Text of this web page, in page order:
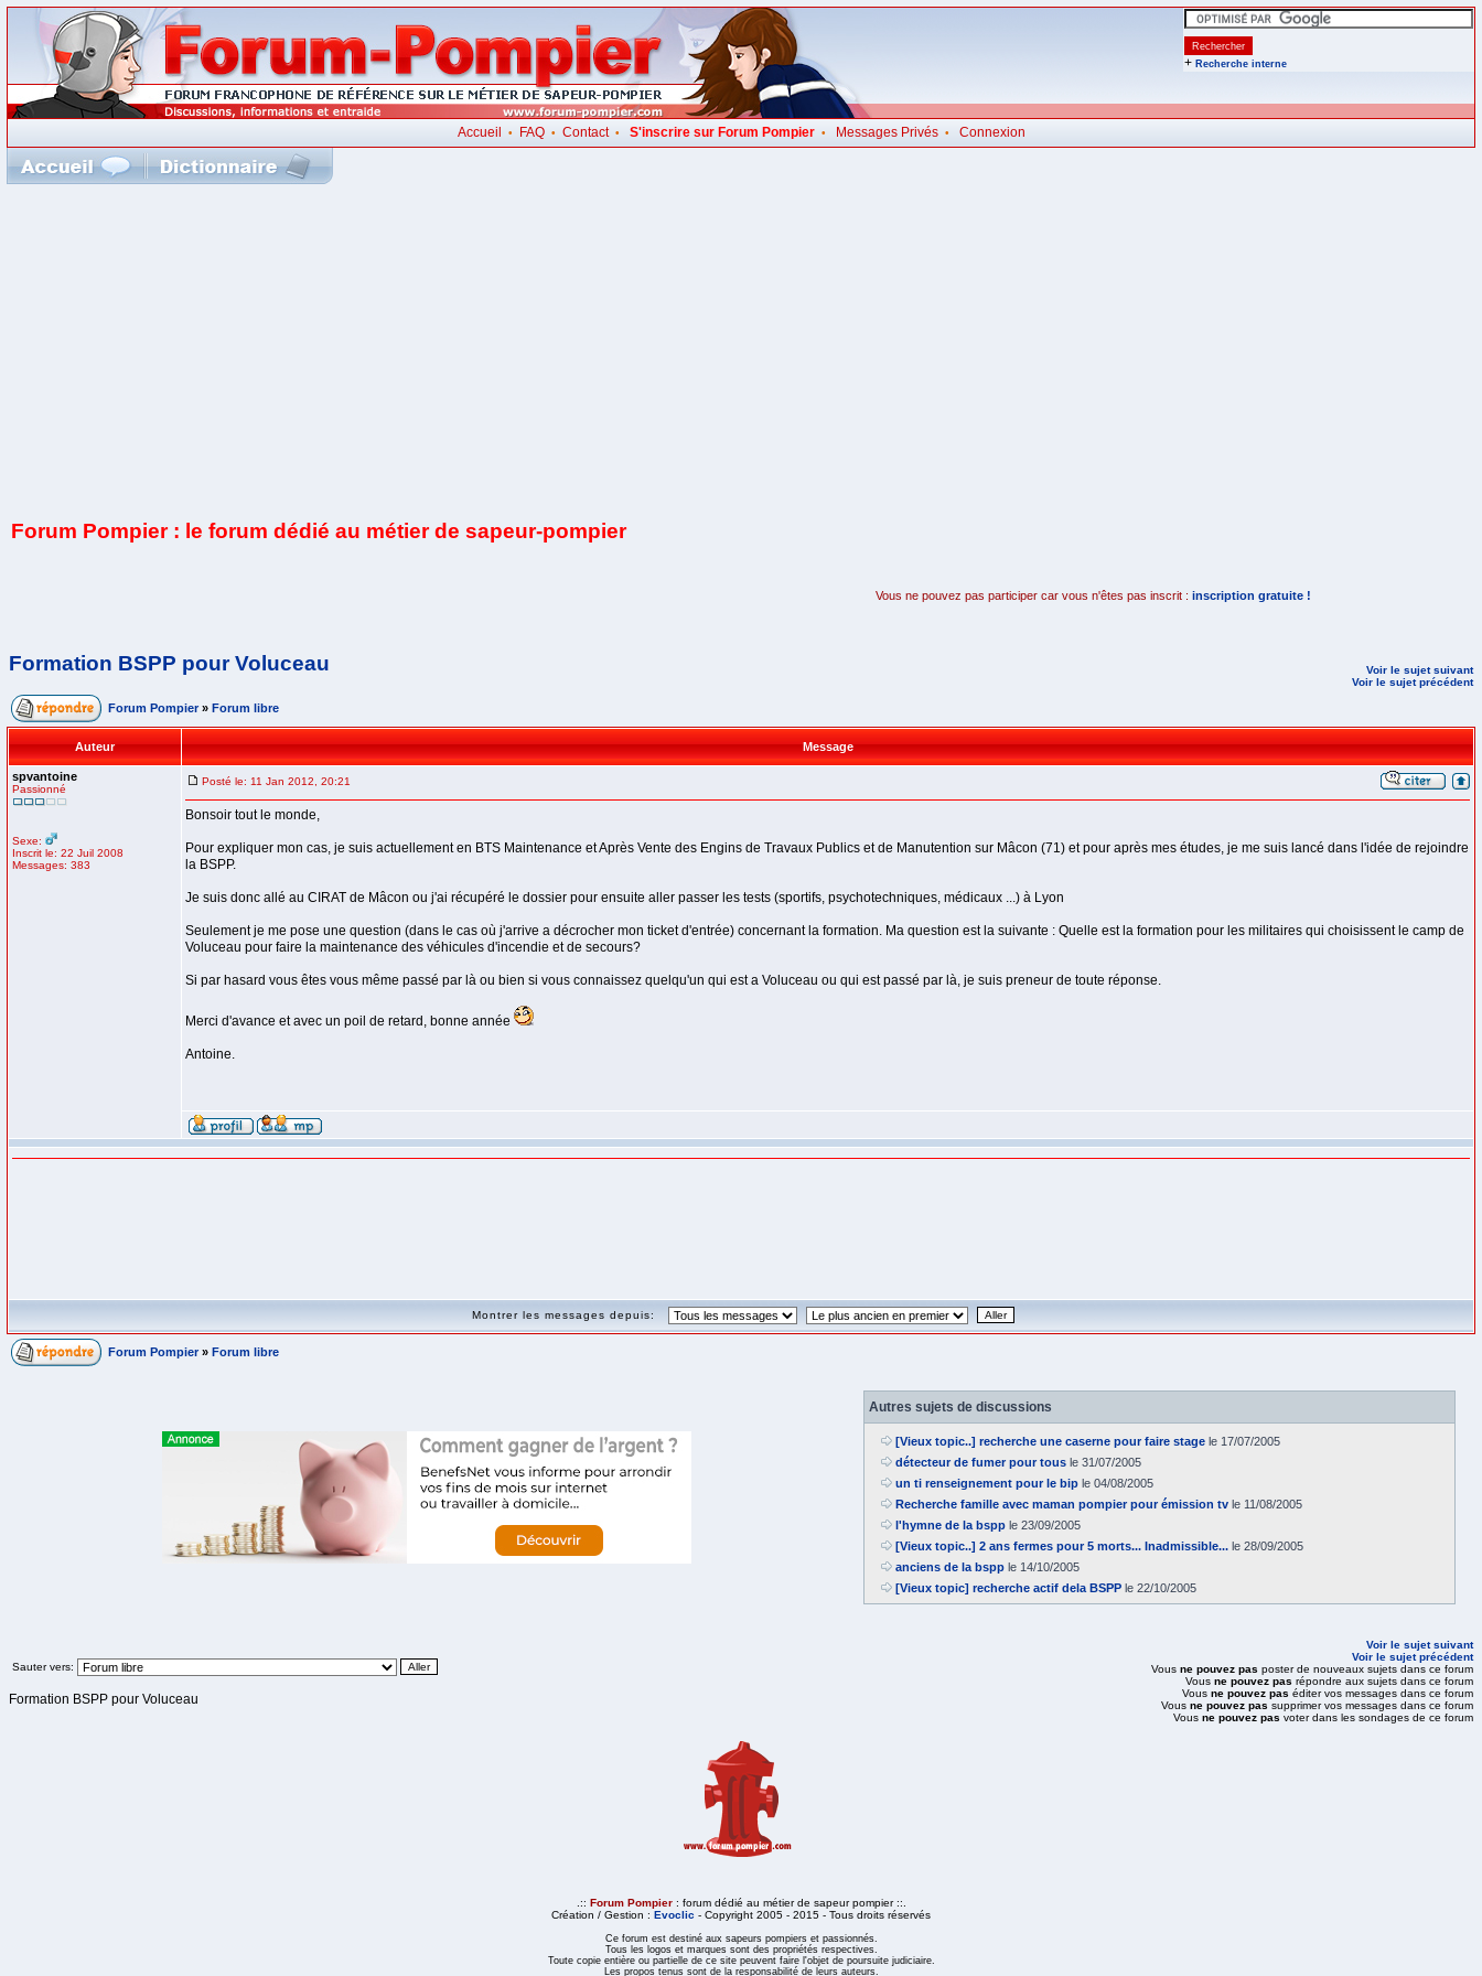
+ Recherche interne
Accueil • FAQ• Contact• S'inscrire sur Forum Pompier• Messages Privés• Connexion
Forum Pompier : le forum dédié au métier de sapeur-pompier
Vous ne pouvez pas participer car vous n'êtes pas inscrit : inscription gratuite !
Formation BSPP pour Voluceau
Voir le sujet suivant
Voir le sujet précédent
Forum Pompier » Forum libre
Auteur Message
spvantoine
Passionné
Sexe:
Inscrit le: 22 Juil 2008
Messages: 383
Posté le: 11 Jan 2012, 20:21
Bonsoir tout le monde,
Pour expliquer mon cas, je suis actuellement en BTS Maintenance et Après Vente des Engins de Travaux Publics et de Manutention sur Mâcon (71) et pour après mes études, je me suis lancé dans l'idée de rejoindre
la BSPP.
Je suis donc allé au CIRAT de Mâcon ou j'ai récupéré le dossier pour ensuite aller passer les tests (sportifs, psychotechniques, médicaux ...) à Lyon
Seulement je me pose une question (dans le cas où j'arrive a décrocher mon ticket d'entrée) concernant la formation. Ma question est la suivante : Quelle est la formation pour les militaires qui choisissent le camp de
Voluceau pour faire la maintenance des véhicules d'incendie et de secours?
Si par hasard vous êtes vous même passé par là ou bien si vous connaissez quelqu'un qui est a Voluceau ou qui est passé par là, je suis preneur de toute réponse.
Merci d'avance et avec un poil de retard, bonne année
Antoine.
Montrer les messages depuis:
Forum Pompier » Forum libre
Autres sujets de discussions
[Vieux topic..] recherche une caserne pour faire stage le 17/07/2005
détecteur de fumer pour tous le 31/07/2005
un ti renseignement pour le bip le 04/08/2005
Recherche famille avec maman pompier pour émission tv le 11/08/2005
l'hymne de la bspp le 23/09/2005
[Vieux topic..] 2 ans fermes pour 5 morts... Inadmissible... le 28/09/2005
anciens de la bspp le 14/10/2005
[Vieux topic] recherche actif dela BSPP le 22/10/2005
Sauter vers:
Formation BSPP pour Voluceau
Voir le sujet suivant
Voir le sujet précédent
Vous ne pouvez pas poster de nouveaux sujets dans ce forum
Vous ne pouvez pas répondre aux sujets dans ce forum
Vous ne pouvez pas éditer vos messages dans ce forum
Vous ne pouvez pas supprimer vos messages dans ce forum
Vous ne pouvez pas voter dans les sondages de ce forum
.:: Forum Pompier: forum dédié au métier de sapeur pompier ::.
Création / Gestion : Evoclic - Copyright 2005 - 2015 - Tous droits réservés
Ce forum est destiné aux sapeurs pompiers et passionnés.
Tous les logos et marques sont des propriétés respectives.
Toute copie entière ou partielle de ce site peuvent faire l'objet de poursuite judiciaire.
Les propos tenus sont de la responsabilité de leurs auteurs.